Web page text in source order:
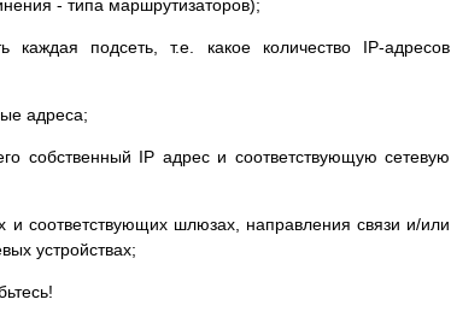
- типа маршрутизаторов);
подсеть, т.е. какое количество IP-адресов
адреса;
собственный IP адрес и соответствующую сетевую
и соответствующих шлюзах, направления связи и/или
устройствах;